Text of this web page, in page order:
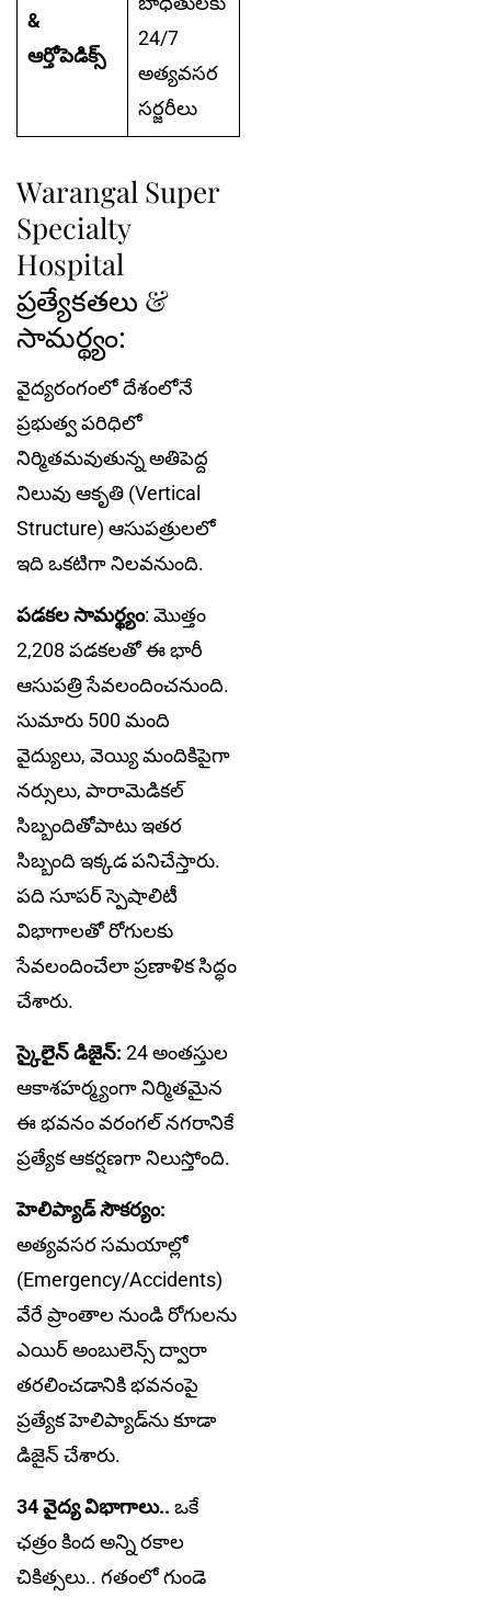
&
ఆర్తోపెడిక్స్
24/7
అత్యవసర
సర్జరీలు
Warangal Super
Specialty
Hospital
ప్రత్యేకతలు &
సామర్థ్యం:
వైద్యరంగంలో దేశంలోనే
ప్రభుత్వ పరిధిలో
నిర్మితమవుతున్న అతిపెద్ద
నిలువు ఆకృతి (Vertical
Structure) ఆసుపత్రులలో
ఇది ఒకటిగా నిలవనుంది.
పడకల సామర్థ్యం: మొత్తం
2,208 పడకలతో ఈ భారీ
ఆసుపత్రి సేవలందించనుంది.
సుమారు 500 మంది
వైద్యులు, వెయ్యి మందికిపైగా
నర్సులు, పారామెడికల్
సిబ్బందితోపాటు ఇతర
సిబ్బంది ఇక్కడ పనిచేస్తారు.
పది సూపర్ స్పెషాలిటీ
విభాగాలతో రోగులకు
సేవలందించేలా ప్రణాళిక సిద్ధం
చేశారు.
స్కైలైన్ డిజైన్: 24 అంతస్తుల
ఆకాశహర్మ్యంగా నిర్మితమైన
ఈ భవనం వరంగల్ నగరానికే
ప్రత్యేక ఆకర్షణగా నిలుస్తోంది.
హెలిప్యాడ్ సౌకర్యం:
అత్యవసర సమయాల్లో
(Emergency/Accidents)
వేరే ప్రాంతాల నుండి రోగులను
ఎయిర్ అంబులెన్స్ ద్వారా
తరలించడానికి భవనంపై
ప్రత్యేక హెలిప్యాడ్‌ను కూడా
డిజైన్ చేశారు.
34 వైద్య విభాగాలు.. ఒకే
ఛత్రం కింద అన్ని రకాల
చికిత్సలు.. గతంలో గుండె